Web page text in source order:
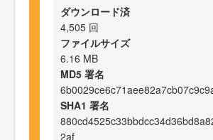
ダウンロード済
4,505 回
ファイルサイズ
6.16 MB
MD5 署名
SHA1 署名
2af